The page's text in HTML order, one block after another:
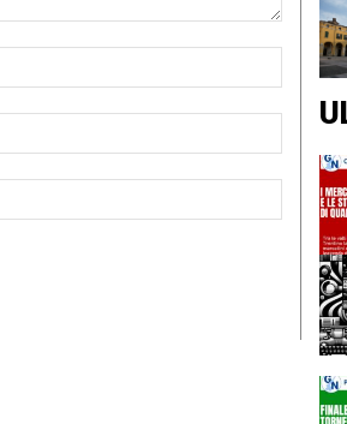
Nome:*
Email:*
Web: